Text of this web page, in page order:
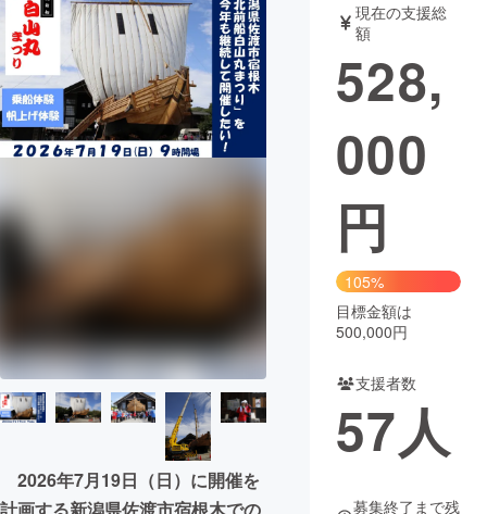
テクノロジー・ガジェット
映像・映画 書籍・雑誌
ビジネス・起業 チャレンジ
まちづくり・地域活性化
CAMPFIRE Creation
CAMPFIREふるさと納税
コミュニティ
2026年7月19日（日）に開催を
現在の支援総
額
528,
000
円
105%
目標金額は
500,000円
支援者数
57人
募集終了まで残